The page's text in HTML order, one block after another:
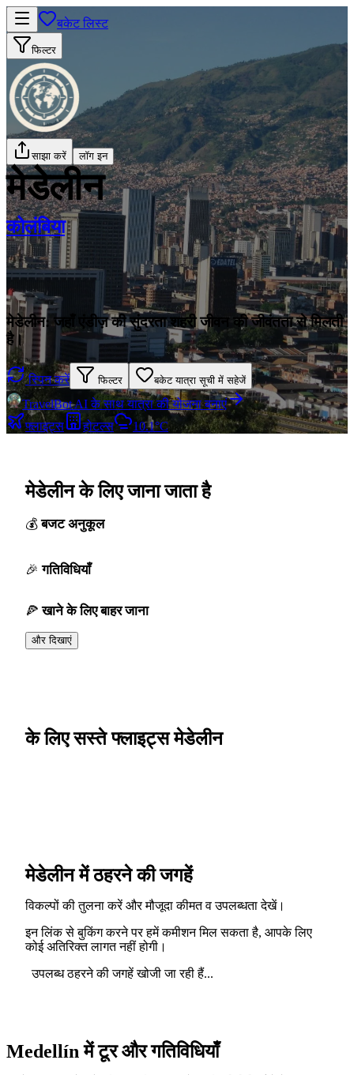
बकेट लिस्ट
फिल्टर
साझा करें लॉग इन
मेडेलीन
कोलंबिया
मेडेलीन: जहाँ एंडीज़ की सुंदरता शहरी जीवन की जीवंतता से मिलती
है।
स्पिन करें फिल्टर बकेट यात्रा सूची में सहेजें
TravelBot AI के साथ यात्रा की योजना बनाएं
फ्लाइट्स
होटल्स 10.1°C
मेडेलीन के लिए जाना जाता है
बजट अनुकूल
गतिविधियाँ
खाने के लिए बाहर जाना
और दिखाएं
के लिए सस्ते फ्लाइट्स मेडेलीन
मेडेलीन में ठहरने की जगहें
विकल्पों की तुलना करें और मौजूदा कीमत व उपलब्धता देखें।
इन लिंक से बुकिंग करने पर हमें कमीशन मिल सकता है, आपके लिए
कोई अतिरिक्त लागत नहीं होगी।
उपलब्ध ठहरने की जगहें खोजी जा रही हैं...
Medellín में टूर और गतिविधियाँ